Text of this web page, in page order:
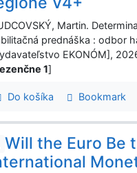
Martin.
prednáška : odbor
EKONÓM],
1]
Do košíka Bookmark
Will the Euro Be